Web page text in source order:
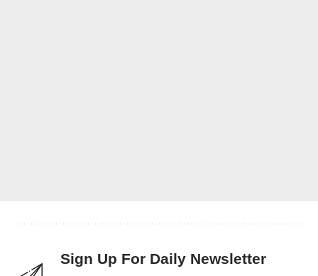
Sign Up For Daily Newsletter